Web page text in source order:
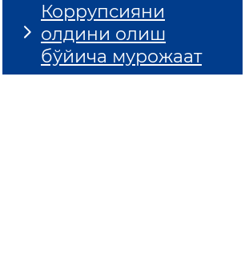
Коррупсияни
олдини олиш
бўйича мурожаат